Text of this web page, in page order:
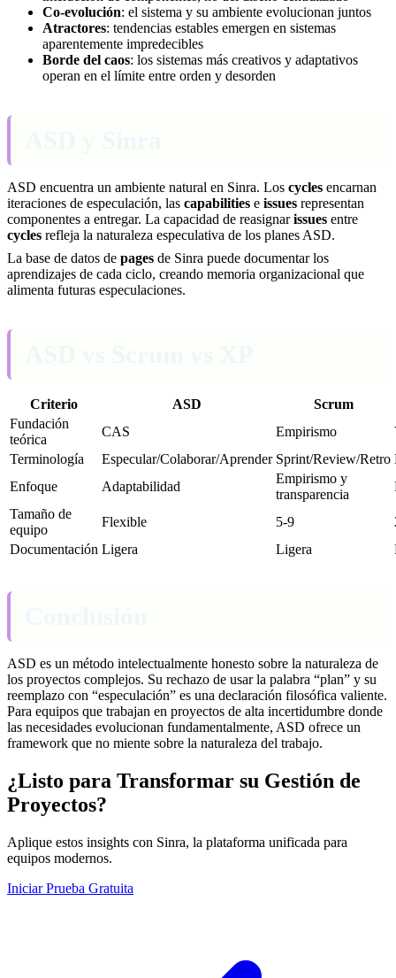
Co-evolución: el sistema y su ambiente evolucionan juntos
Atractores: tendencias estables emergen en sistemas
aparentemente impredecibles
Borde del caos: los sistemas más creativos y adaptativos
operan en el límite entre orden y desorden
ASD encuentra un ambiente natural en Sinra. Los cycles encarnan
iteraciones de especulación, las capabilities e issues representan
componentes a entregar. La capacidad de reasignarissues entre
cycles refleja la naturaleza especulativa de los planes ASD.
La base de datos de pages de Sinra puede documentar los
aprendizajes de cada ciclo, creando memoria organizacional que
alimenta futuras especulaciones.
Criterio ASD
Scrum
Fundación
teórica
CAS Empirismo
Terminología
Especular/Colaborar/Aprender Sprint/Review/Retro
Enfoque
Adaptabilidad
Empirismo y
transparencia
Tamaño de
equipo
Flexible 5-9
Documentación Ligera Ligera
ASD es un método intelectualmente honesto sobre la naturaleza de
los proyectos complejos. Su rechazo de usar la palabra “plan” y su
reemplazo con “especulación” es una declaración filosófica valiente.
Para equipos que trabajan en proyectos de alta incertidumbre donde
las necesidades evolucionan fundamentalmente, ASD ofrece un
framework que no miente sobre la naturaleza del trabajo.
¿Listo para Transformar su Gestión de
Proyectos?
Aplique estos insights con Sinra, la plataforma unificada para
equipos modernos.
Iniciar Prueba Gratuita